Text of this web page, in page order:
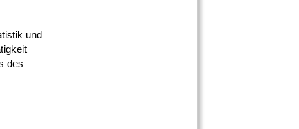
und
des